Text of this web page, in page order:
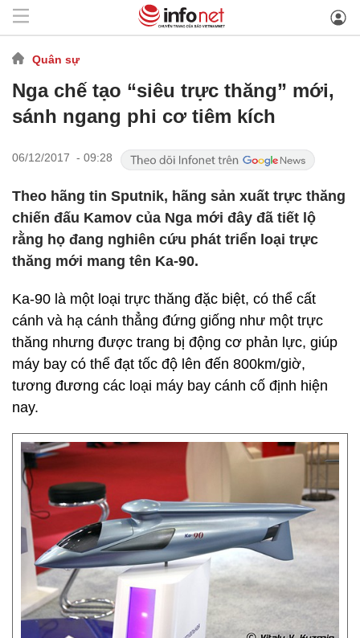
Quân sự
Nga chế tạo “siêu trực thăng” mới,
sánh ngang phi cơ tiêm kích
06/12/2017 - 09:28
Theo hãng tin Sputnik, hãng sản xuất trực thăng
chiến đấu Kamov của Nga mới đây đã tiết lộ
rằng họ đang nghiên cứu phát triển loại trực
thăng mới mang tên Ka-90.
Ka-90 là một loại trực thăng đặc biệt, có thể cất
cánh và hạ cánh thẳng đứng giống như một trực
thăng nhưng được trang bị động cơ phản lực, giúp
máy bay có thể đạt tốc độ lên đến 800km/giờ,
tương đương các loại máy bay cánh cố định hiện
nay.